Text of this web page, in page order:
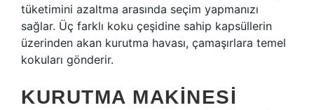
tüketimini azaltma arasında seçim yapmanızı
sağlar. Üç farklı koku çeşidine sahip kapsüllerin
üzerinden akan kurutma havası, çamaşırlara temel
kokuları gönderir.
KURUTMA MAKINESI